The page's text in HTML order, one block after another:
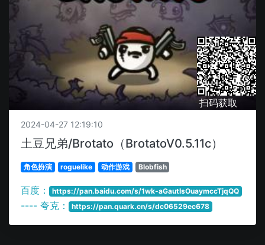
扫码获取
2024-04-27 12:19:10
土豆兄弟/Brotato（BrotatoV0.5.11c）
角色扮演 roguelike 动作游戏 Blobfish
百度： https://pan.baidu.com/s/1wk-aGautIsOuaymccTjqQQ
---- 夸克： https://pan.quark.cn/s/dc06529ec678